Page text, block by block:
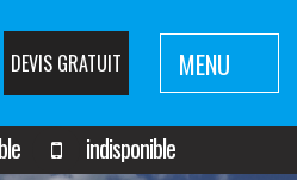
DEVIS GRATUIT MENU
indisponible